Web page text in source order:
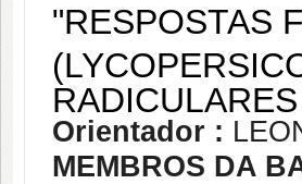
"RESPOSTAS
Orientador :
MEMBROS DA